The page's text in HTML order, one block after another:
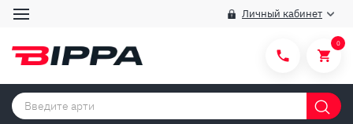
Личный кабинет
Категории товаров
0